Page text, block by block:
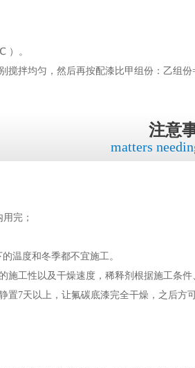
）。
搅拌均匀，然后再按配漆比甲组份：乙组
注意
matters
完；
温度和冬季都不宜施工。
施工性以及干燥速度，稀释剂根据施工条
置7天以上，让氟碳底漆完全干燥，之后方